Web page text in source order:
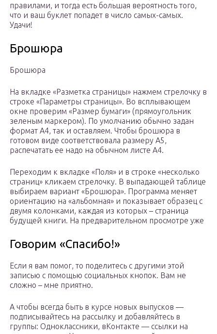
правилами, и тогда есть большая вероятность того,
что и ваш буклет попадет в число самых-самых.
Удачи!
Брошюра
Брошюра
На вкладке «Разметка страницы» нажмем стрелочку в
строке «Параметры страницы». Во всплывающем
окне проверим «Размер бумаги» (прямоугольник
зеленым маркером). По умолчанию обычно задан
формат А4, так и оставляем. Чтобы брошюра в
готовом виде соответствовала размеру А5,
распечатать ее надо на обычном листе А4.
Переходим к вкладке «Поля» и в строке «несколько
страниц» кликаем стрелочку. В выпадающей таблице
выбираем вариант «Брошюра». Программа меняет
ориентацию на «альбомная» и показывает образец с
двумя колонками, каждая из которых – страница
будущей книги. На предварительном просмотре уже
Говорим «Спасибо!»
Если я вам помог, то поделитесь с другими этой
записью с помощью социальных кнопок. Вам не
сложно – мне приятно.
А чтобы всегда быть в курсе новых выпусков —
подписывайтесь на рассылку и добавляйтесь в
группы: Одноклассники, вКонтакте — ссылки на